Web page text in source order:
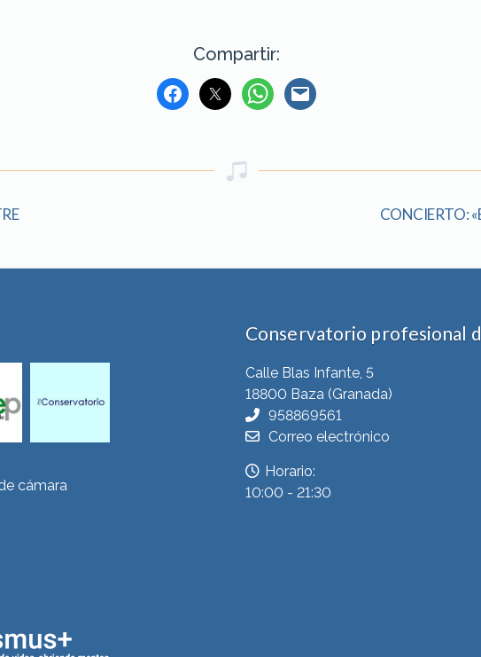
Compartir:
CONCIERTO:
cámara
Conservatorio profesional
Calle Blas Infante, 5
18800 Baza (Granada)
958869561
Correo electrónico
Horario:
10:00 - 21:30